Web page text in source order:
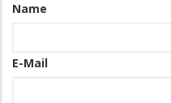
Informationen
Name
E-Mail